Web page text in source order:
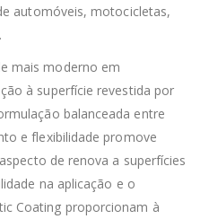
automóveis, motocicletas,
mais moderno em
à superfície revestida por
balanceada entre
e flexibilidade promove
de renova a superfícies
na aplicação e o
Coating proporcionam à